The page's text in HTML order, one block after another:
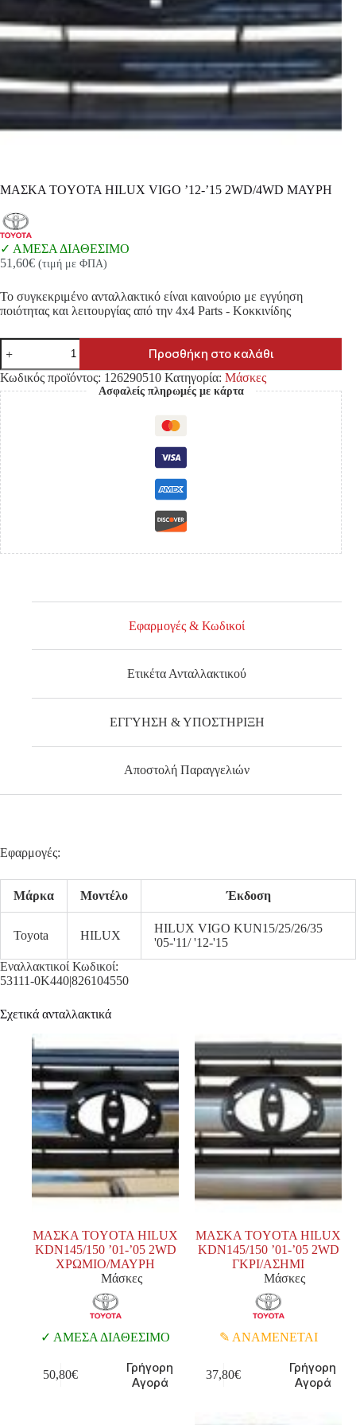
ΜΑΣΚΑ TOYOTA HILUX VIGO ’12-’15 2WD/4WD ΜΑΥΡΗ
ΑΜΕΣΑ ΔΙΑΘΕΣΙΜΟ
51,60€ (τιμή με ΦΠΑ)
Το συγκεκριμένο ανταλλακτικό είναι καινούριο με εγγύηση
ποιότητας και λειτουργίας από την 4x4 Parts - Κοκκινίδης
ΜΑΣΚΑ
TOYOTA
HILUX
VIGO
'12-
'15
2WD/4WD
ΜΑΥΡΗ
ποσότητα
Προσθήκη στο καλάθι
Κωδικός προϊόντος: 126290510 Κατηγορία: Μάσκες
Ασφαλείς πληρωμές με κάρτα
Εφαρμογές & Κωδικοί
Ετικέτα Ανταλλακτικού
ΕΓΓΥΗΣΗ & ΥΠΟΣΤΗΡΙΞΗ
Αποστολή Παραγγελιών
Εφαρμογές:
Μάρκα Μοντέλο Έκδοση
Toyota HILUX
HILUX VIGO KUN15/25/26/35
'05-'11/ '12-'15
Εναλλακτικοί Κωδικοί:
53111-0K440|826104550
Σχετικά ανταλλακτικά
ΜΑΣΚΑ TOYOTA HILUX
KDN145/150 ’01-’05 2WD
ΧΡΩΜΙΟ/ΜΑΥΡΗ
Μάσκες
ΑΜΕΣΑ ΔΙΑΘΕΣΙΜΟ
50,80€
Γρήγορη
Αγορά
ΜΑΣΚΑ TOYOTA HILUX
KDN145/150 ’01-’05 2WD
ΓΚΡΙ/ΑΣΗΜΙ
Μάσκες
ΑΝΑΜΕΝΕΤΑΙ
37,80€
Γρήγορη
Αγορά